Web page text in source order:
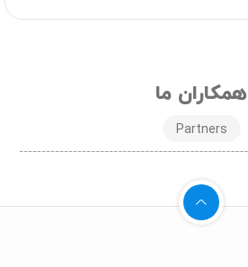
همکاران ما
Partners